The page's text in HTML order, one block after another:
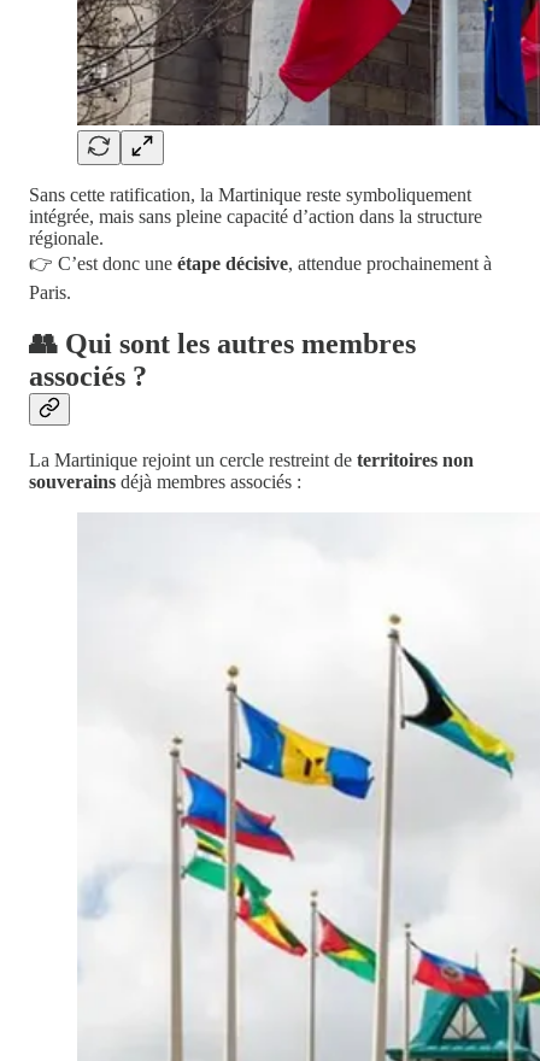
Sans cette ratification, la Martinique reste symboliquement
intégrée, mais sans pleine capacité d’action dans la structure
régionale.
👉 C’est donc une étape décisive, attendue prochainement à
Paris.
👥 Qui sont les autres membres
associés ?
La Martinique rejoint un cercle restreint de territoires non
souverains déjà membres associés :